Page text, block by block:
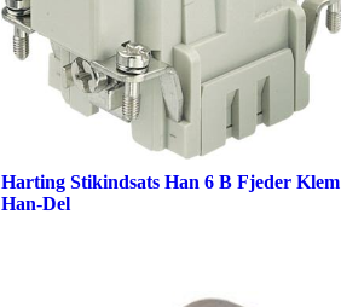
Harting Stikindsats Han 6 B Fjeder Klem
Han-Del